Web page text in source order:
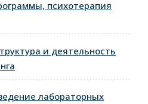
психотерапия
и деятельность
лабораторных